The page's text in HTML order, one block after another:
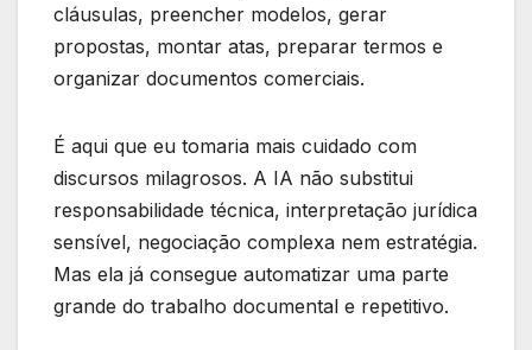
cláusulas, preencher modelos, gerar
propostas, montar atas, preparar termos e
organizar documentos comerciais.
É aqui que eu tomaria mais cuidado com
discursos milagrosos. A IA não substitui
responsabilidade técnica, interpretação jurídica
sensível, negociação complexa nem estratégia.
Mas ela já consegue automatizar uma parte
grande do trabalho documental e repetitivo.